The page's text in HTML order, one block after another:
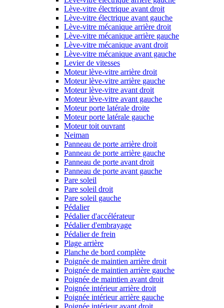
Lève-vitre électrique avant droit
Lève-vitre électrique avant gauche
Lève-vitre mécanique arrière droit
Lève-vitre mécanique arrière gauche
Lève-vitre mécanique avant droit
Lève-vitre mécanique avant gauche
Levier de vitesses
Moteur lève-vitre arrière droit
Moteur lève-vitre arrière gauche
Moteur lève-vitre avant droit
Moteur lève-vitre avant gauche
Moteur porte latérale droite
Moteur porte latérale gauche
Moteur toit ouvrant
Neiman
Panneau de porte arrière droit
Panneau de porte arrière gauche
Panneau de porte avant droit
Panneau de porte avant gauche
Pare soleil
Pare soleil droit
Pare soleil gauche
Pédalier
Pédalier d'accélérateur
Pédalier d'embrayage
Pédalier de frein
Plage arrière
Planche de bord complète
Poignée de maintien arrière droit
Poignée de maintien arrière gauche
Poignée de maintien avant droit
Poignée intérieur arrière droit
Poignée intérieur arrière gauche
Poignée intérieur avant droit